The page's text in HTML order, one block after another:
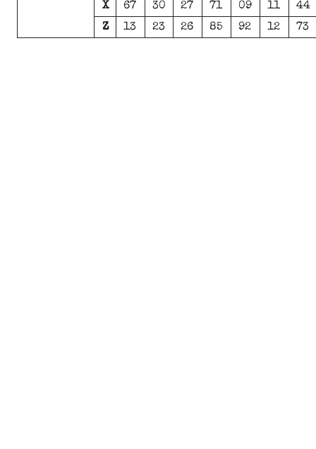
X
67 30 27 71 09 11
44
Z
13 23 26 85 92 12 73